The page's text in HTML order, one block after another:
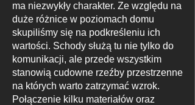
ma niezwykły charakter. Ze względu na
duże różnice w poziomach domu
skupiliśmy się na podkreśleniu ich
wartości. Schody służą tu nie tylko do
komunikacji, ale przede wszystkim
stanowią cudowne rzeźby przestrzenne
na których warto zatrzymać wzrok.
Połączenie kilku materiałów oraz